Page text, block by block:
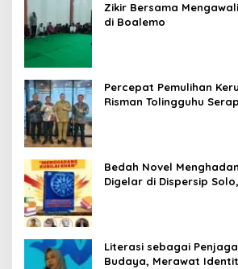
Zikir Bersama
di Boalemo
Percepat Pemulihan
Risman Tolingguhu
Bedah Novel
Digelar di Dispersip
Literasi sebagai
Budaya, Merawat